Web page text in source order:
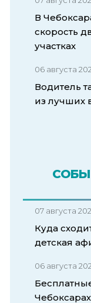
В
скорость
участках
06 августа
Водитель
из лучших
07 августа
Куда
детская
06 августа